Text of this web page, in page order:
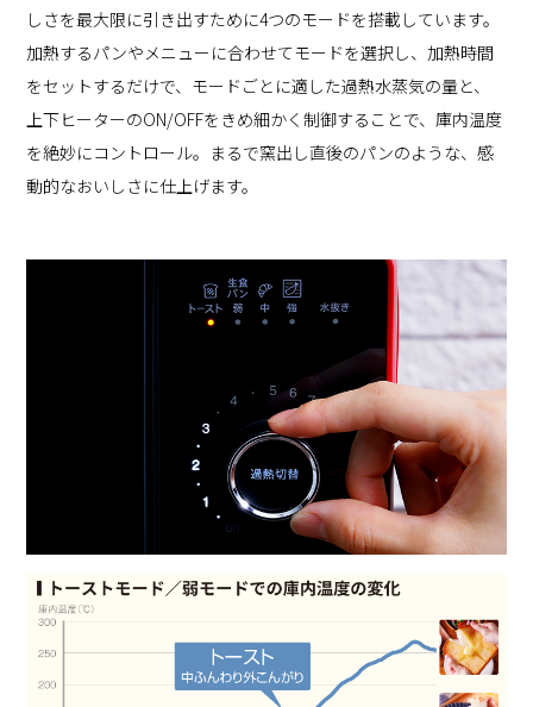
しさを最大限に引き出すために4つのモードを搭載しています。
加熱するパンやメニューに合わせてモードを選択し、加熱時間
をセットするだけで、モードごとに適した過熱水蒸気の量と、
上下ヒーターのON/OFFをきめ細かく制御することで、庫内温度
を絶妙にコントロール。まるで窯出し直後のパンのような、感
動的なおいしさに仕上げます。